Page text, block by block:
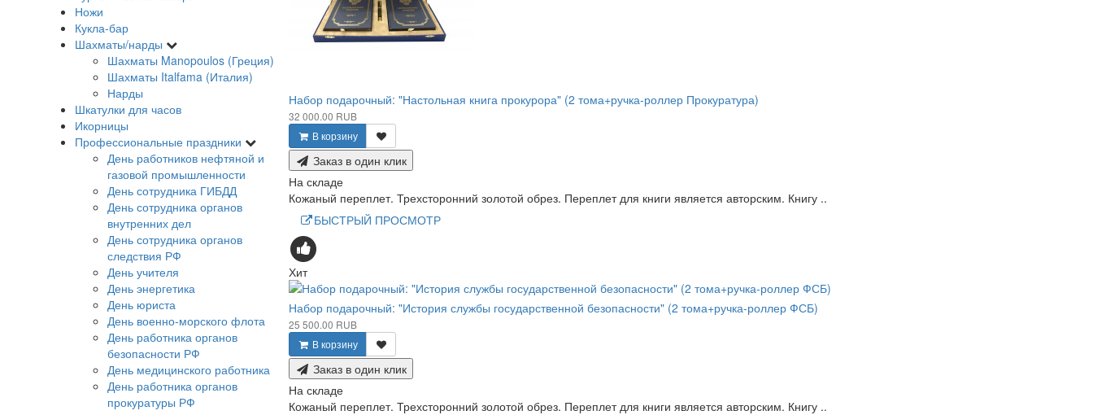
Ножи
Кукла-бар
Шахматы/нарды
Шахматы Manopoulos (Греция)
Шахматы Italfama (Италия)
Нарды
Шкатулки для часов
Икорницы
Профессиональные праздники
День работников нефтяной и
газовой промышленности
День сотрудника ГИБДД
День сотрудника органов
внутренних дел
День сотрудника органов
следствия РФ
День учителя
День энергетика
День юриста
День военно-морского флота
День работника органов
безопасности РФ
День медицинского работника
День работника органов
прокуратуры РФ
Набор подарочный: "Настольная книга прокурора" (2 тома+ручка-роллер Прокуратура)
32 000.00 RUB
В корзину
Заказ в один клик
На складе
Кожаный переплет. Трехсторонний золотой обрез. Переплет для книги является авторским. Книгу ..
БЫСТРЫЙ ПРОСМОТР
Хит
Набор подарочный: "История службы государственной безопасности" (2 тома+ручка-роллер ФСБ)
25 500.00 RUB
В корзину
Заказ в один клик
На складе
Кожаный переплет. Трехсторонний золотой обрез. Переплет для книги является авторским. Книгу ..